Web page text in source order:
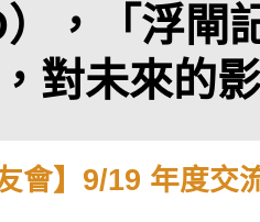
，「浮閘
對未來的
會】9/19 年度交